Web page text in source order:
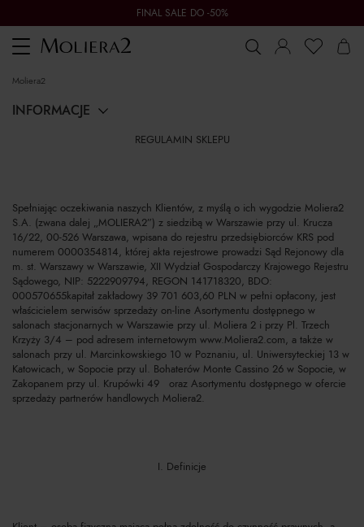
FINAL SALE DO -50%
Toggle
navigation
moliera2
INFORMACJE
REGULAMIN SKLEPU
Spełniając oczekiwania naszych Klientów, z myślą o ich wygodzie Moliera2
S.A. (zwana dalej „MOLIERA2”) z siedzibą w Warszawie przy ul. Krucza
16/22, 00-526 Warszawa, wpisana do rejestru przedsiębiorców KRS pod
numerem 0000354814, której akta rejestrowe prowadzi Sąd Rejonowy dla
m. st. Warszawy w Warszawie, XII Wydział Gospodarczy Krajowego Rejestru
Sądowego, NIP: 5222909794, REGON 141718320, BDO:
000570655kapitał zakładowy 39 701 603,60 PLN w pełni opłacony, jest
właścicielem serwisów sprzedaży on-line Asortymentu dostępnego w
salonach stacjonarnych w Warszawie przy ul. Moliera 2 i przy Pl. Trzech
Krzyży 3/4 – pod adresem internetowym www.Moliera2.com, a także w
salonach przy ul. Marcinkowskiego 10 w Poznaniu, ul. Uniwersyteckiej 13 w
Katowicach, w Sopocie przy ul. Bohaterów Monte Cassino 26 w Sopocie, w
Zakopanem przy ul. Krupówki 49 oraz Asortymentu dostępnego w ofercie
sprzedaży partnerów handlowych Moliera2.
I. Definicje